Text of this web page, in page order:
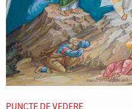
PUNCTE DE VEDERE